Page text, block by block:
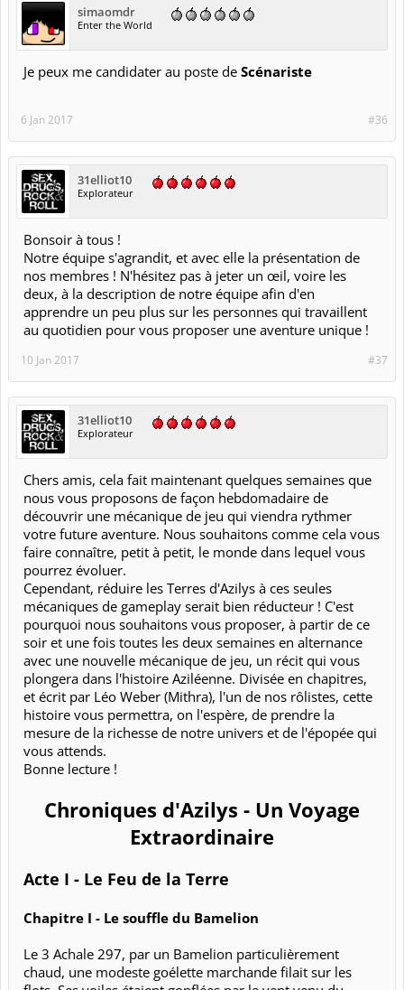
simaomdr
Enter the World
Je peux me candidater au poste de Scénariste
#36
6 Jan 2017
31elliot10
Explorateur
Bonsoir à tous !
Notre équipe s'agrandit, et avec elle la présentation de
nos membres ! N'hésitez pas à jeter un œil, voire les
deux, à la description de notre équipe afin d'en
apprendre un peu plus sur les personnes qui travaillent
au quotidien pour vous proposer une aventure unique !
#37
10 Jan 2017
31elliot10
Explorateur
Chers amis, cela fait maintenant quelques semaines que
nous vous proposons de façon hebdomadaire de
découvrir une mécanique de jeu qui viendra rythmer
votre future aventure. Nous souhaitons comme cela vous
faire connaître, petit à petit, le monde dans lequel vous
pourrez évoluer.
Cependant, réduire les Terres d'Azilys à ces seules
mécaniques de gameplay serait bien réducteur ! C'est
pourquoi nous souhaitons vous proposer, à partir de ce
soir et une fois toutes les deux semaines en alternance
avec une nouvelle mécanique de jeu, un récit qui vous
plongera dans l'histoire Aziléenne. Divisée en chapitres,
et écrit par Léo Weber (Mithra), l'un de nos rôlistes, cette
histoire vous permettra, on l'espère, de prendre la
mesure de la richesse de notre univers et de l'épopée qui
vous attends.
Bonne lecture !
Chroniques d'Azilys - Un Voyage
Extraordinaire
Acte I - Le Feu de la Terre
Chapitre I - Le souffle du Bamelion
Le 3 Achale 297, par un Bamelion particulièrement
chaud, une modeste goélette marchande filait sur les